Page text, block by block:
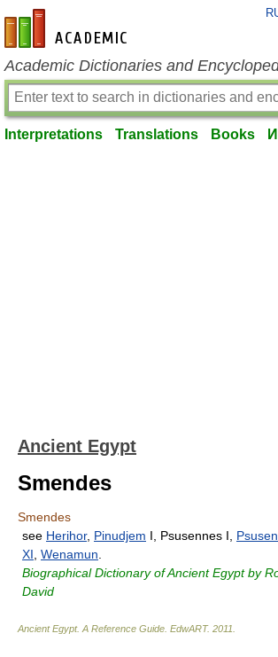
en-academic.com
Academic Dictionaries and
Interpretations Translations Books
Ancient Egypt
Smendes
Smendes
see Herihor, Pinudjem I, Psusennes I,
XI Wenamun
Biographical Dictionary of Ancient Egypt by
David
Ancient Egypt. A Reference Guide EdwART. 2011